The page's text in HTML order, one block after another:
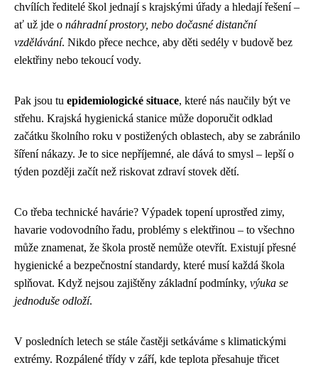
chvílích ředitelé škol jednají s krajskými úřady a hledají řešení –
ať už jde o náhradní prostory, nebo dočasné distanční
vzdělávání. Nikdo přece nechce, aby děti sedély v budově bez
elektřiny nebo tekoucí vody.
Pak jsou tu epidemiologické situace, které nás naučily být ve
střehu. Krajská hygienická stanice může doporučit odklad
začátku školního roku v postižených oblastech, aby se zabránilo
šíření nákazy. Je to sice nepříjemné, ale dává to smysl – lepší o
týden později začít než riskovat zdraví stovek dětí.
Co třeba technické havárie? Výpadek topení uprostřed zimy,
havarie vodovodního řadu, problémy s elektřinou – to všechno
může znamenat, že škola prostě nemůže otevřít. Existují přesné
hygienické a bezpečnostní standardy, které musí každá škola
splňovat. Když nejsou zajištěny základní podmínky, výuka se
jednoduše odloží.
V posledních letech se stále častěji setkáváme s klimatickými
extrémy. Rozpálené třídy v září, kde teplota přesahuje třicet